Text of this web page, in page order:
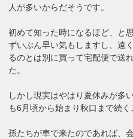
人が多いからだそうです。
初めて知った時になるほど、と
ずいぶん早い気もしますし、遠
るのとは別に買って宅配便で送
た。
しかし現実はやはり夏休みが多
も6月頃から始まり秋口まで続く
孫たちが車で来たのであれば、